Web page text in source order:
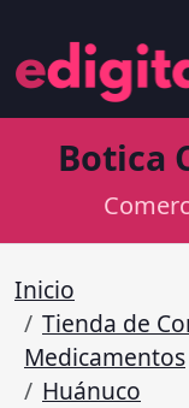
Botica
Inicio
Tienda de
Medicamentos
Huánuco